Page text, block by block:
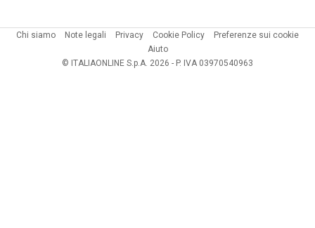
Chi siamo Note legali Privacy Cookie Policy
Preferenze sui cookie
Aiuto
© ITALIAONLINE S.p.A. 2026 - P. IVA 03970540963